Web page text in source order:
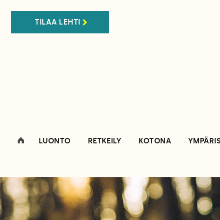
TILAA LEHTI
LUONTO RETKEILY KOTONA